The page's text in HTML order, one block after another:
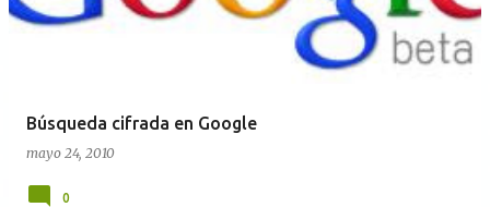
Búsqueda cifrada en Google
mayo 24, 2010
0